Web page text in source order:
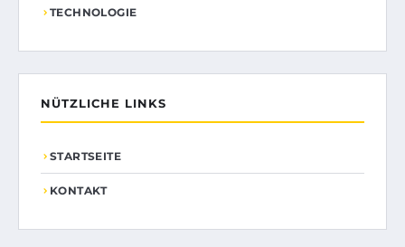
TECHNOLOGIE
NÜTZLICHE LINKS
STARTSEITE
KONTAKT